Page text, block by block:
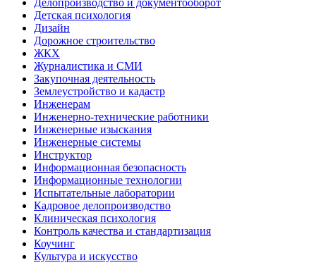
Делопроизводство и документооборот
Детская психология
Дизайн
Дорожное строительство
ЖКХ
Журналистика и СМИ
Закупочная деятельность
Землеустройство и кадастр
Инженерам
Инженерно-технические работники
Инженерные изыскания
Инженерные системы
Инструктор
Информационная безопасность
Информационные технологии
Испытательные лаборатории
Кадровое делопроизводство
Клиническая психология
Контроль качества и стандартизация
Коучинг
Культура и искусство